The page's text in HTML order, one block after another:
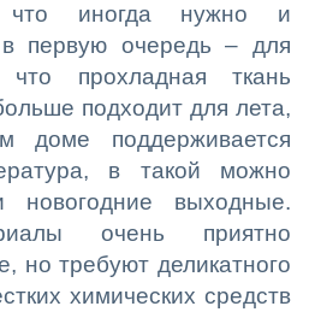
что иногда нужно и
в первую очередь – для
что прохладная ткань
подходит для лета,
поддерживается
в такой можно
новогодние выходные.
очень приятно
но требуют деликатного
химических средств